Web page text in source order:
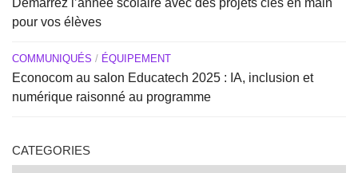
Démarrez l’année scolaire avec des projets clés en main
pour vos élèves
COMMUNIQUÉS / ÉQUIPEMENT
Econocom au salon Educatech 2025 : IA, inclusion et
numérique raisonné au programme
CATEGORIES